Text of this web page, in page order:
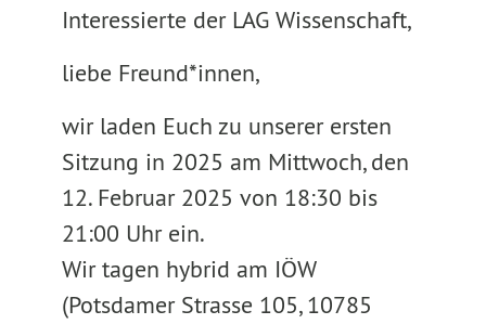
Interessierte der LAG Wissenschaft,
liebe Freund*innen,
wir laden Euch zu unserer ersten
Sitzung in 2025 am Mittwoch, den
12. Februar 2025 von 18:30 bis
21:00 Uhr ein.
Wir tagen hybrid am IÖW
(Potsdamer Strasse 105, 10785